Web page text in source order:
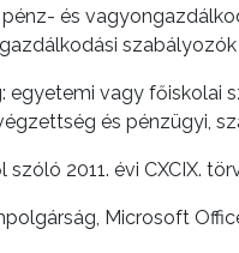
és
szabályozók
egyetemi vagy
és pénzügyi,
2011. évi CXCIX.
Microsoft